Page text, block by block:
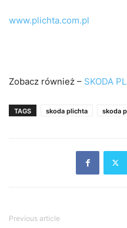
www.plichta.com.pl
Zobacz również – SKODA
TAGS skoda plichta skoda
Previous article